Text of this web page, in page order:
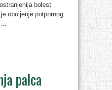
bolest
oboljenje potpornog
palca